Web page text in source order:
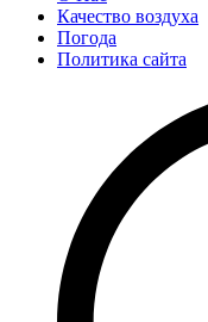
Качество воздуха
Погода
Политика сайта